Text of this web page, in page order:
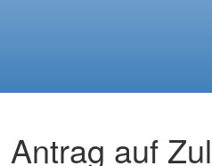
Antrag auf